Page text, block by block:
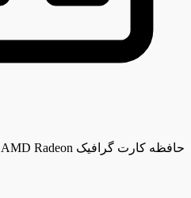
حافظه کارت گرافیک AMD Radeon